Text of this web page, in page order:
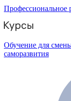
Профессиональное
Обучение для
саморазвития